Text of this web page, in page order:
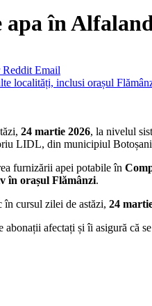
apa în
Reddit Email
24 martie 2026, la nivelul
LIDL, din municipiul
furnizării apei potabile în
în orașul Flămânzi.
în cursul zilei de astăzi, 24
afectați și îi asigură că